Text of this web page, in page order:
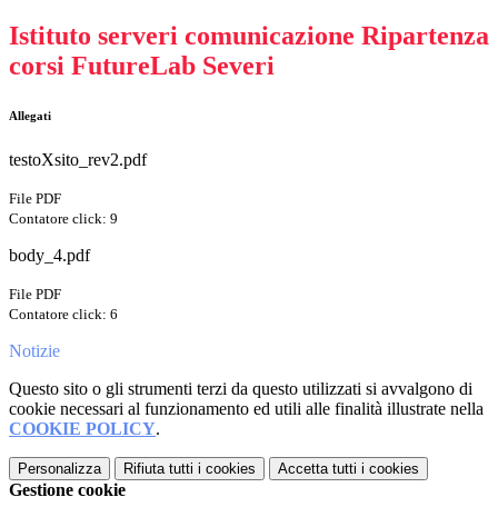
Istituto serveri comunicazione Ripartenza
corsi FutureLab Severi
Allegati
testoXsito_rev2.pdf
File PDF
Contatore click: 9
body_4.pdf
File PDF
Contatore click: 6
Notizie
Questo sito o gli strumenti terzi da questo utilizzati si avvalgono di
cookie necessari al funzionamento ed utili alle finalità illustrate nella
COOKIE POLICY.
Personalizza Rifiuta tutti i cookies Accetta tutti i cookies
Gestione cookie